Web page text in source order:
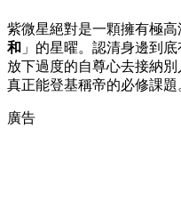
紫微星絕對是一顆擁有極
和 」的星曜。認清身邊到
放下過度的自尊心去接納
真正能登基稱帝的必修課題
廣告